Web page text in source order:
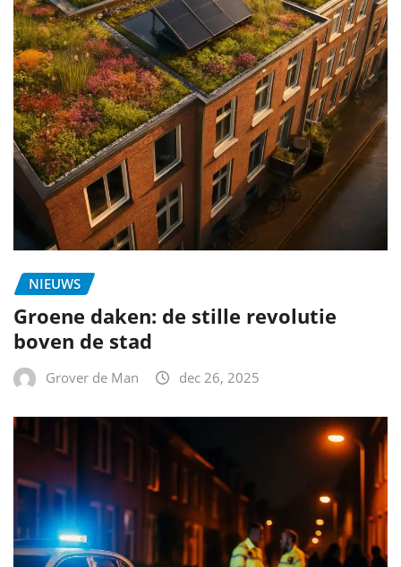
NIEUWS
Groene daken: de stille revolutie
boven de stad
Grover de Man dec 26, 2025